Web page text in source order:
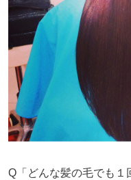
Q「どんな髪の毛でも１